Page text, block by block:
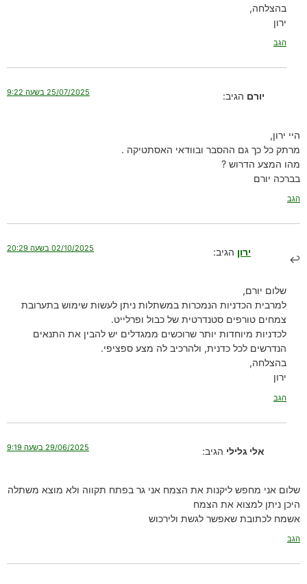
בהצלחה,
ירון
הגב
יורם הגיב: 25/07/2025 בשעה 9:22
היי ירון,
מרתק כל כך גם ההסבר ובוודאי האסתטיקה .
מהו המצע הדרוש ?
בברכה יורם
הגב
ירון הגיב: 02/10/2025 בשעה 20:29
שלום יורם,
למרבית הכדניות הנמכרות במשתלות ניתן לעשות שימוש בתערובת
צמחים טורפים סטנדרטית של כבול ופרלייט.
לכדניות מיוחדות יותר שרוכשים ממגדלים יש להבין את התנאים
הנדרשים לכל כדנית, ולהרכיב לה מצע ספציפי.
בהצלחה,
ירון
הגב
אלי גלילי הגיב: 29/06/2025 בשעה 9:19
שלום אני מחפש ליקנות את הצמח אני גר בפתח תקווה ולא מוצא משתלה
היכן ניתן למצוא את הצמח
אשמח לכתובת שאפשר לגשת ולירכוש
הגב